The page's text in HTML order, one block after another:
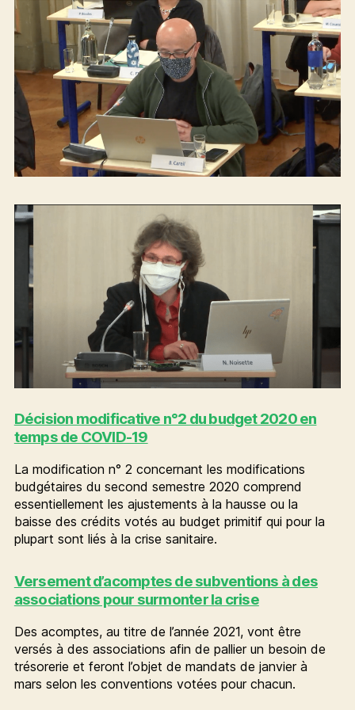
Décision modificative n°2 du budget 2020 en
temps de COVID-19
La modification n° 2 concernant les modifications
budgétaires du second semestre 2020 comprend
essentiellement les ajustements à la hausse ou la
baisse des crédits votés au budget primitif qui pour la
plupart sont liés à la crise sanitaire.
Versement d’acomptes de subventions à des
associations pour surmonter la crise
Des acomptes, au titre de l’année 2021, vont être
versés à des associations afin de pallier un besoin de
trésorerie et feront l’objet de mandats de janvier à
mars selon les conventions votées pour chacun.